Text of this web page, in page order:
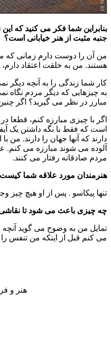
بنابراین شما فکر می کنید که
جنبه مثبت از هنر خیابانی است؟
من آن را دوست دارم زمانی که
هستند. من به خلقت اعتقاد
کار شما زندگی را به آنچه دیگر
به چیزهایی که دیگر مردم نگاه
مبارز در نظر می گیرید؟ اگر
اگر با چیزی مبارزه کنم، قطعا
است که فقط با نگه داشتن یک
دارند که آنها جهان را دارند.
آلوده می شوند مبارزه می کنم.
مردم صادقانه رفتار می کنند.
هنرمندان مورد علاقه شما
تنها پیکاسو . پس از او هیچ چیز
چه چیزی باعث می شود تا نقاشی
تمایل من به وضوح می گوید
می کنم قبل از اینکه من تنفس
هنر و